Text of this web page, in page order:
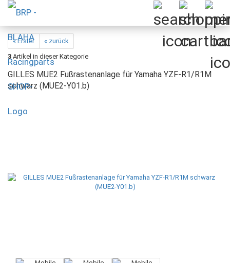
« Erster
« zurück
3 Artikel in dieser Kategorie
GILLES MUE2 Fußrastenanlage für Yamaha YZF-R1/R1M
schwarz (MUE2-Y01.b)